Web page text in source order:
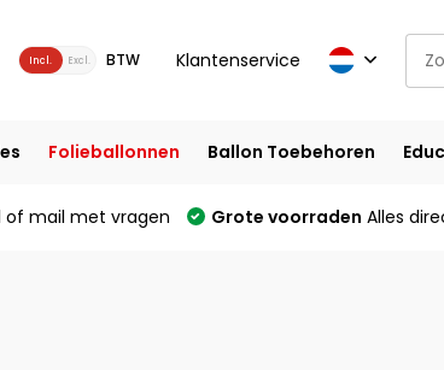
Incl. Excl. BTW Klantenservice
Folieballonnen Ballon Toebehoren
of mail met vragen Grote voorraden Alles